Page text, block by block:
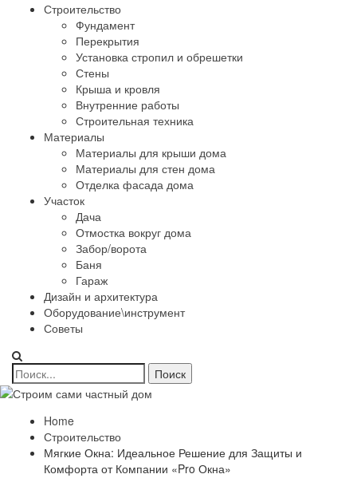
Строительство
Фундамент
Перекрытия
Установка стропил и обрешетки
Стены
Крыша и кровля
Внутренние работы
Строительная техника
Материалы
Материалы для крыши дома
Материалы для стен дома
Отделка фасада дома
Участок
Дача
Отмостка вокруг дома
Забор/ворота
Баня
Гараж
Дизайн и архитектура
Оборудование\инструмент
Советы
Home
Строительство
Мягкие Окна: Идеальное Решение для Защиты и
Комфорта от Компании «Pro Окна»